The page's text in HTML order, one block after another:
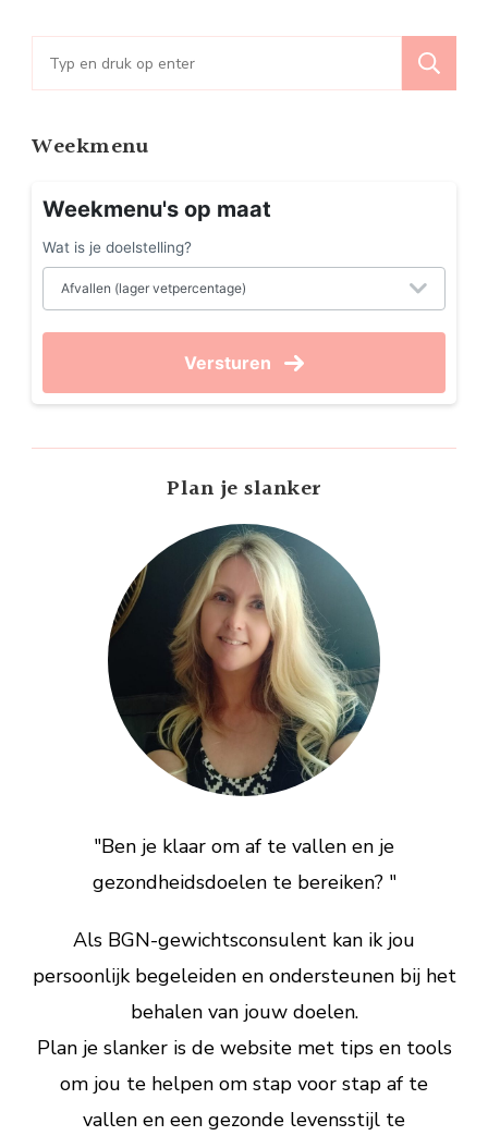
Zoeken
naar:
Weekmenu
Weekmenu's op maat
Wat is je doelstelling?
Versturen
Plan je slanker
"Ben je klaar om af te vallen en je
gezondheidsdoelen te bereiken? "
Als BGN-gewichtsconsulent kan ik jou
persoonlijk begeleiden en ondersteunen bij het
behalen van jouw doelen.
Plan je slanker is de website met tips en tools
om jou te helpen om stap voor stap af te
vallen en een gezonde levensstijl te